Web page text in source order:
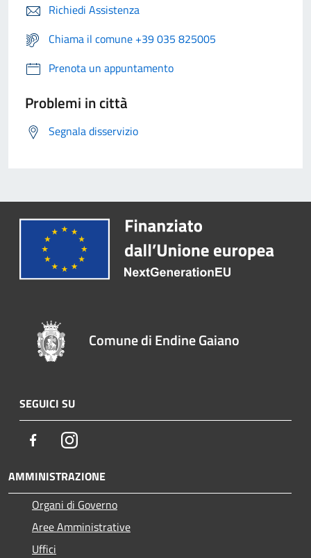
Richiedi Assistenza
Chiama il comune +39 035 825005
Prenota un appuntamento
Problemi in città
Segnala disservizio
Comune di Endine Gaiano
SEGUICI SU
FacebookInstagram
AMMINISTRAZIONE
Organi di Governo
Aree Amministrative
Uffici